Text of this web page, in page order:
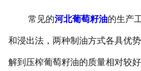
常见的河北葡萄籽油的生产
和浸出法，两种制油方式各具优
解到压榨葡萄籽油的质量相对较